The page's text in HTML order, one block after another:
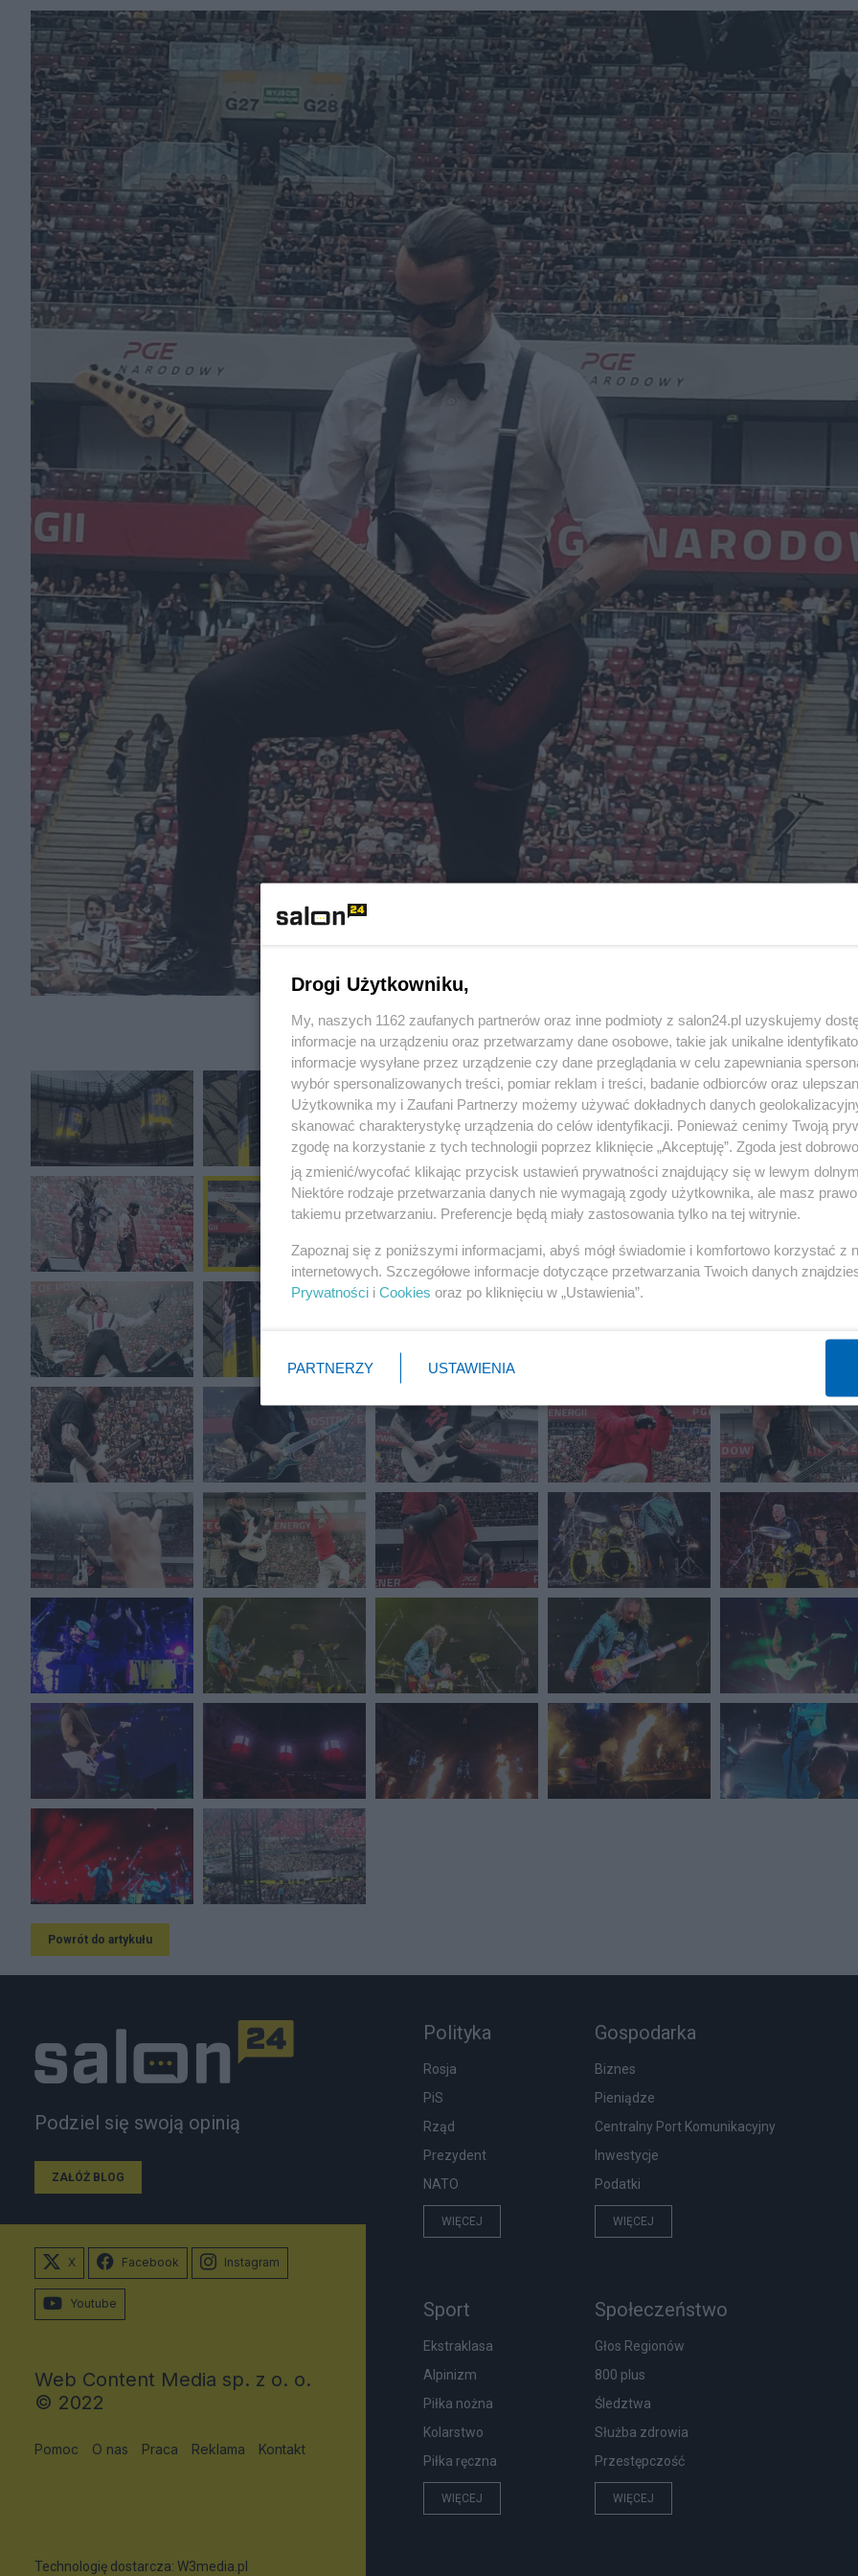
POPRZEDNIE 7 z 37 NASTĘPNE
Powrót do artykułu
Podziel się swoją opinią
ZAŁÓŻ BLOG
Polityka
Rosja
PiS
Rząd
Prezydent
NATO
WIĘCEJ
Gospodarka
Biznes
Pieniądze
Centralny Port Komunikacyjny
Inwestycje
Podatki
WIĘCEJ
Sport
Ekstraklasa
Alpinizm
Piłka nożna
Kolarstwo
Piłka ręczna
WIĘCEJ
Społeczeństwo
Głos Regionów
800 plus
Śledztwa
Służba zdrowia
Przestępczość
WIĘCEJ
X Facebook Instagram
Youtube
Web Content Media sp. z o. o.
© 2022
Pomoc O nas Praca Reklama Kontakt
Technologię dostarcza: W3media.pl
Drogi Użytkowniku,
My, naszych 1162 zaufanych partnerów oraz inne podmioty z salon24.pl uzyskujemy
informacje na urządzeniu oraz przetwarzamy dane osobowe, takie jak unikalne
informacje wysyłane przez urządzenie czy dane przeglądania w celu zapewniania
wybór spersonalizowanych treści, pomiar reklam i treści, badanie odbiorców oraz
Użytkownika my i Zaufani Partnerzy możemy używać dokładnych danych
skanować charakterystykę urządzenia do celów identyfikacji. Ponieważ cenimy Twoją
zgodę na korzystanie z tych technologii poprzez kliknięcie „Akceptuję”. Zgoda jest
ją zmienić/wycofać klikając przycisk ustawień prywatności znajdujący się w lewym
Niektóre rodzaje przetwarzania danych nie wymagają zgody użytkownika, ale masz
takiemu przetwarzaniu. Preferencje będą miały zastosowania tylko na tej witrynie.
Zapoznaj się z poniższymi informacjami, abyś mógł świadomie i komfortowo korzystać z
internetowych. Szczegółowe informacje dotyczące przetwarzania Twoich danych
Prywatności i Cookies oraz po kliknięciu w „Ustawienia”.
PARTNERZY USTAWIENIA